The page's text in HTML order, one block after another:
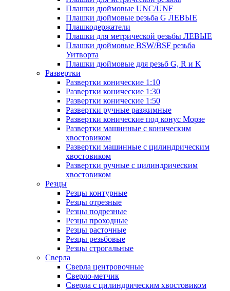
Плашки дюймовые UNC/UNF
Плашки дюймовые резьба G ЛЕВЫЕ
Плашкодержатели
Плашки для метрической резьбы ЛЕВЫЕ
Плашки дюймовые BSW/BSF резьба
Уитворта
Плашки дюймовые для резьб G, R и K
Развертки
Развертки конические 1:10
Развертки конические 1:30
Развертки конические 1:50
Развертки ручные разжимные
Развертки конические под конус Морзе
Развертки машинные с коническим
хвостовиком
Развертки машинные с цилиндрическим
хвостовиком
Развертки ручные с цилиндрическим
хвостовиком
Резцы
Резцы контурные
Резцы отрезные
Резцы подрезные
Резцы проходные
Резцы расточные
Резцы резьбовые
Резцы строгальные
Сверла
Сверла центровочные
Сверло-метчик
Сверла с цилиндрическим хвостовиком